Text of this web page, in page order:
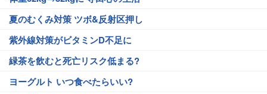
夏のむくみ対策 ツボ&反射区押し
紫外線対策がビタミンD不足に
緑茶を飲むと死亡リスク低まる?
ヨーグルト いつ食べたらいい?